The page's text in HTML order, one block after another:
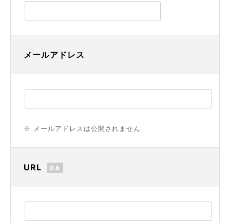
メールアドレス
※ メールアドレスは公開されません
URL 任意